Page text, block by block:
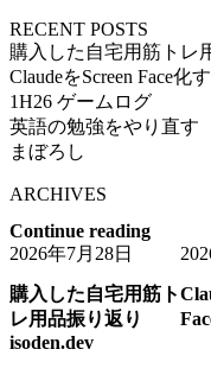
RECENT POSTS
購入した自宅用筋トレ
ClaudeをScreen Face化
1H26 ゲームログ
英語の勉強をやり直す
まぼろし
ARCHIVES
Continue reading
2026年7月28日
購入した自宅用筋ト
レ用品振り返り
isoden.dev